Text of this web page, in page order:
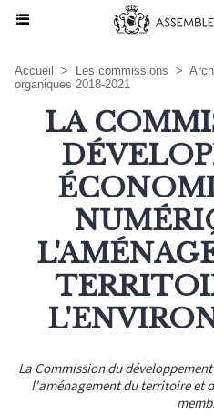
Accueil > Les commissions >
organiques 2018-2021
LA
La Commission du
l'aménagement du territoire et